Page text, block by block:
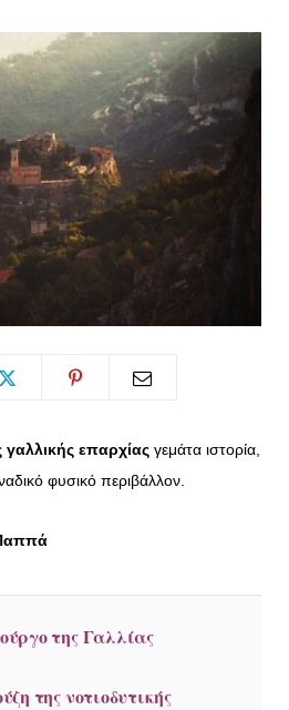
o
k
t
a
γαλλικής επαρχίας γεμάτα ιστορία,
φυσικό περιβάλλον.
της Γαλλίας
της νοτιοδυτικής